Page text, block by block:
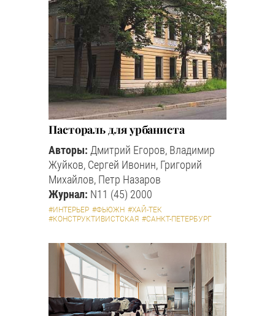
Пастораль для урбаниста
Авторы: Дмитрий Егоров, Владимир
Жуйков, Сергей Ивонин, Григорий
Михайлов, Петр Назаров
Журнал: N11 (45) 2000
#ИНТЕРЬЕР #ФЬЮЖН #ХАЙ-ТЕК
#КОНСТРУКТИВИСТСКАЯ #САНКТ-ПЕТЕРБУРГ